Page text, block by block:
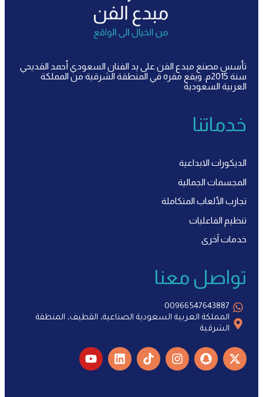
تأسس مصنع مبدع الفن على يد الفنان السعودي أحمد القديحي
سنة 2015م. ويقع مقره قي المنطقة الشرقية من المملكة
العربية السعودية
خدماتنا
الديكورات الابداعية
المجسمات الجمالية
تجارب الألعاب المتكاملة
تنظيم الفاعليات
خدمات آخرى
تواصل معنا
00966547643887
المملكة العربية السعودية الصناعية، القطيف، المنطقة
الشرقية
X
-
S
n
I
n
T
i
L
i
Y
o